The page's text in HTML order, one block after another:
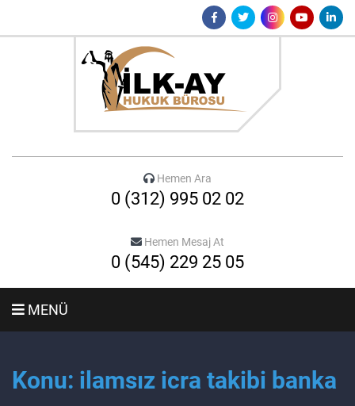
Hemen Ara
0 (312) 995 02 02
Hemen Mesaj At
0 (545) 229 25 05
MENÜ
Konu: ilamsız icra takibi banka